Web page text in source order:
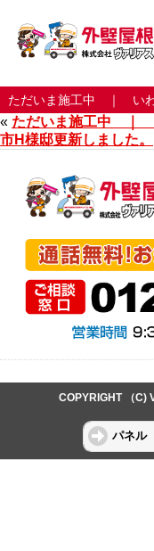
ただいま施工中 ｜ いわ
« ただいま施工中 ｜
市H様邸更新しました。
COPYRIGHT （C)
パネル